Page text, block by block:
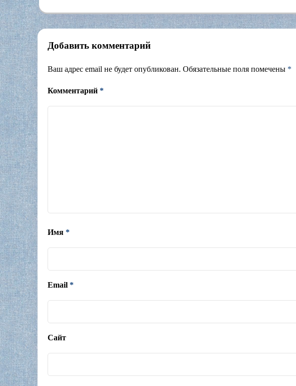
Добавить комментарий
Ваш адрес email не будет опубликован. Обязательные поля помечены *
Комментарий *
Имя *
Email *
Сайт